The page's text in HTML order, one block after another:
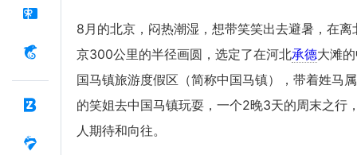
8月的北京，闷热潮湿，想带笑笑出去避暑，在离
京300公里的半径画圆，选定了在河北承德大滩
国马镇旅游度假区（简称中国马镇），带着姓马
的笑姐去中国马镇玩耍，一个2晚3天的周末之行
人期待和向往。